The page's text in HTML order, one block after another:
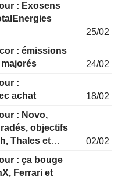
: Exosens
25/02
: émissions
24/02
:
achat
18/02
: Novo,
objectifs
Thales et
02/02
: ça bouge
Ferrari et